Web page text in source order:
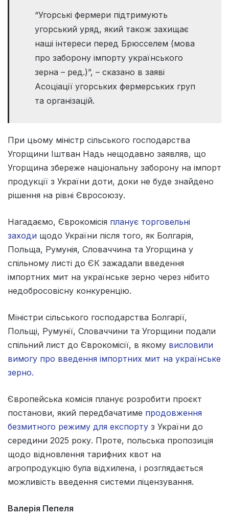
“Угорські фермери підтримують
угорський уряд, який також захищає
наші інтереси перед Брюсселем (мова
про заборону імпорту українського
зерна – ред.)”, – сказано в заяві
Асоціації угорських фермерських груп
та організацій.
При цьому міністр сільського господарства
Угорщини Іштван Надь нещодавно заявляв, що
Угорщина збереже національну заборону на імпорт
продукції з України доти, доки не буде знайдено
рішення на рівні Євросоюзу.
Нагадаємо, Єврокомісія планує торговельні
заходи щодо України після того, як Болгарія,
Польща, Румунія, Словаччина та Угорщина у
спільному листі до ЄК зажадали введення
імпортних мит на українське зерно через нібито
недобросовісну конкуренцію.
Міністри сільського господарства Болгарії,
Польщі, Румунії, Словаччини та Угорщини подали
спільний лист до Єврокомісії, в якому висловили
вимогу про введення імпортних мит на українське
зерно.
Європейська комісія планує розробити проєкт
постанови, який передбачатиме продовження
безмитного режиму для експорту з України до
середини 2025 року. Проте, польська пропозиція
щодо відновлення тарифних квот на
агропродукцію була відхилена, і розглядається
можливість введення системи ліцензування.
Валерія Пепеля